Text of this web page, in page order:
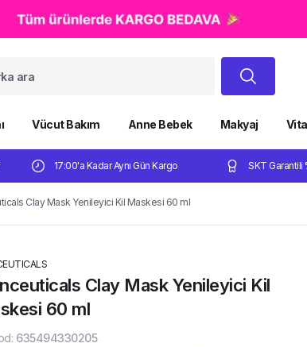
Vücut Bakım Anne Bebek Makyaj
17:00'a Kadar Aynı Gün Kargo SKT Garantili
Clay Mask Yenileyici Kil Maskesi 60 ml
Clay Mask Yenileyici Kil
60 ml
: 635494330205